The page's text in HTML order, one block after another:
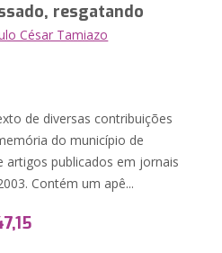
resgatando
César Tamiazo
de diversas contribuições
do município de
artigos publicados em jornais
Contém um apê...